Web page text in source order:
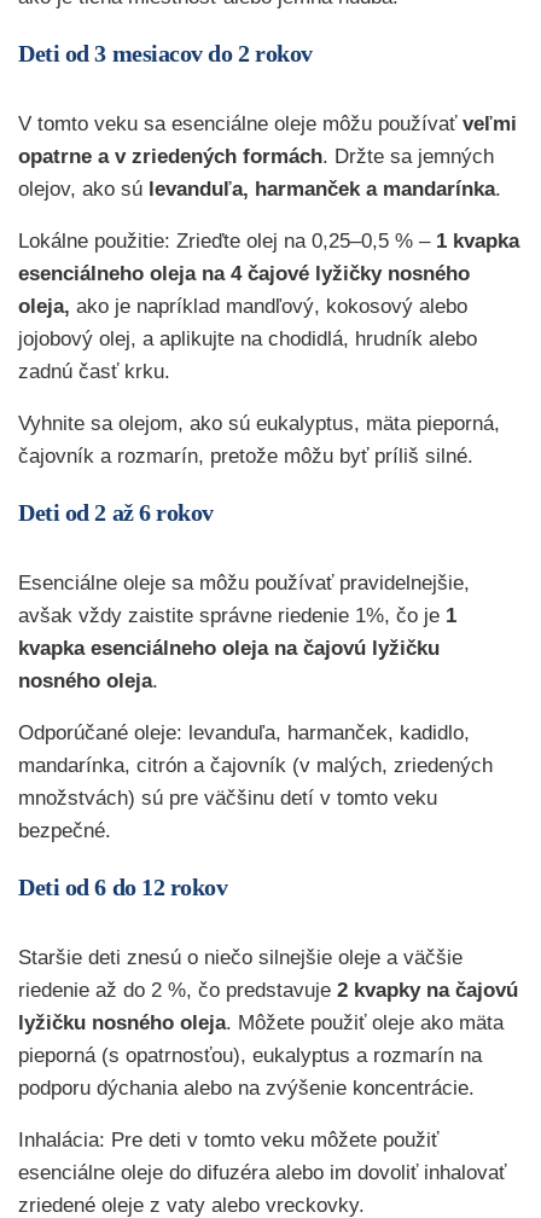
Deti od 3 mesiacov do 2 rokov
V tomto veku sa esenciálne oleje môžu používať veľmi
opatrne a v zriedených formách. Držte sa jemných
olejov, ako sú levanduľa, harmanček a mandarínka.
Lokálne použitie: Zrieďte olej na 0,25–0,5 % – 1 kvapka
esenciálneho oleja na 4 čajové lyžičky nosného
oleja, ako je napríklad mandľový, kokosový alebo
jojobový olej, a aplikujte na chodidlá, hrudník alebo
zadnú časť krku.
Vyhnite sa olejom, ako sú eukalyptus, mäta pieporná,
čajovník a rozmarín, pretože môžu byť príliš silné.
Deti od 2 až 6 rokov
Esenciálne oleje sa môžu používať pravidelnejšie,
avšak vždy zaistite správne riedenie 1%, čo je 1
kvapka esenciálneho oleja na čajovú lyžičku
nosného oleja.
Odporúčané oleje: levanduľa, harmanček, kadidlo,
mandarínka, citrón a čajovník (v malých, zriedených
množstvách) sú pre väčšinu detí v tomto veku
bezpečné.
Deti od 6 do 12 rokov
Staršie deti znesú o niečo silnejšie oleje a väčšie
riedenie až do 2 %, čo predstavuje 2 kvapky na čajovú
lyžičku nosného oleja. Môžete použiť oleje ako mäta
pieporná (s opatrnosťou), eukalyptus a rozmarín na
podporu dýchania alebo na zvýšenie koncentrácie.
Inhalácia: Pre deti v tomto veku môžete použiť
esenciálne oleje do difuzéra alebo im dovoliť inhalovať
zriedené oleje z vaty alebo vreckovky.